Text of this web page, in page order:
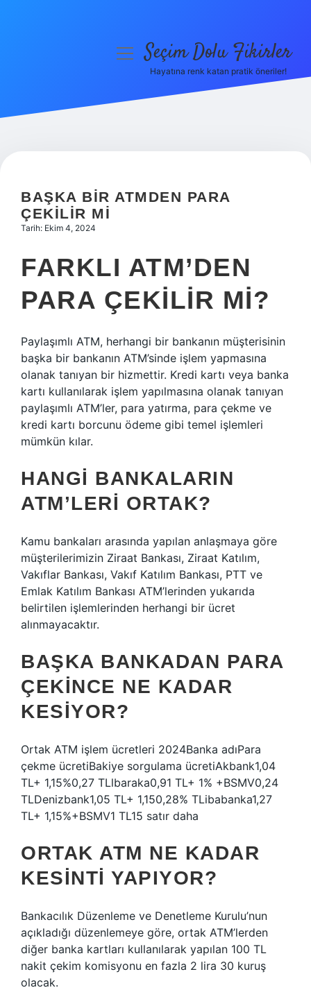
Hakkımızda
menüyüSeçim Dolu Fikirler
Hayatına renk katan pratik öneriler!
BAŞKA BIR ATMDEN PARA
ÇEKILIR MI
Tarih: Ekim 4, 2024
FARKLI ATM’DEN
PARA ÇEKILIR MI?
Paylaşımlı ATM, herhangi bir bankanın müşterisinin
başka bir bankanın ATM’sinde işlem yapmasına
olanak tanıyan bir hizmettir. Kredi kartı veya banka
kartı kullanılarak işlem yapılmasına olanak tanıyan
paylaşımlı ATM’ler, para yatırma, para çekme ve
kredi kartı borcunu ödeme gibi temel işlemleri
mümkün kılar.
HANGI BANKALARIN
ATM’LERI ORTAK?
Kamu bankaları arasında yapılan anlaşmaya göre
müşterilerimizin Ziraat Bankası, Ziraat Katılım,
Vakıflar Bankası, Vakıf Katılım Bankası, PTT ve
Emlak Katılım Bankası ATM’lerinden yukarıda
belirtilen işlemlerinden herhangi bir ücret
alınmayacaktır.
BAŞKA BANKADAN PARA
ÇEKINCE NE KADAR
KESIYOR?
Ortak ATM işlem ücretleri 2024Banka adıPara
çekme ücretiBakiye sorgulama ücretiAkbank1,04
TL+ 1,15%0,27 TLlbaraka0,91 TL+ 1% +BSMV0,24
TLDenizbank1,05 TL+ 1,150,28% TLibabanka1,27
TL+ 1,15%+BSMV1 TL15 satır daha
ORTAK ATM NE KADAR
KESINTI YAPIYOR?
Bankacılık Düzenleme ve Denetleme Kurulu’nun
açıkladığı düzenlemeye göre, ortak ATM’lerden
diğer banka kartları kullanılarak yapılan 100 TL
nakit çekim komisyonu en fazla 2 lira 30 kuruş
olacak.